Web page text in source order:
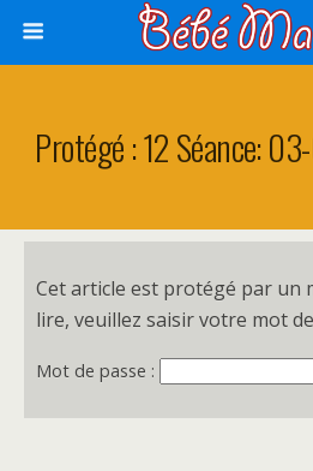
Protégé : 12 Séance:
Cet article est protégé par un
lire, veuillez saisir votre mot
Mot de passe :